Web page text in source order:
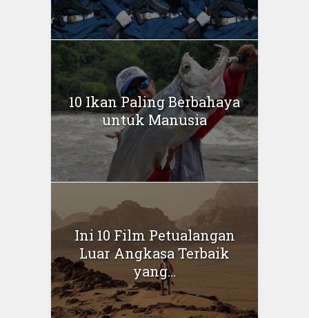
10 Ikan Paling Berbahaya
untuk Manusia
Ini 10 Film Petualangan
Luar Angkasa Terbaik
yang...